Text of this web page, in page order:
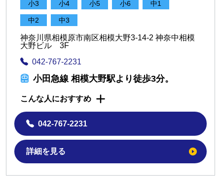
小3 小4 小5 小6 中1
中2 中3
神奈川県相模原市南区相模大野3-14-2 神奈中相模
大野ビル 3F
042-767-2231
小田急線 相模大野駅より徒歩3分。
こんな人におすすめ
042-767-2231
詳細を見る